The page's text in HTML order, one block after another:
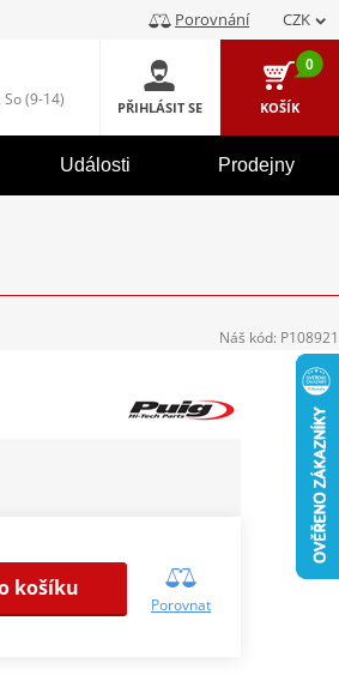
Porovnání CZK
So (9-14) PŘIHLÁSIT SE
0
KOŠÍK
Události Prodejny
košíku
Porovnat
Náš kód: P108921